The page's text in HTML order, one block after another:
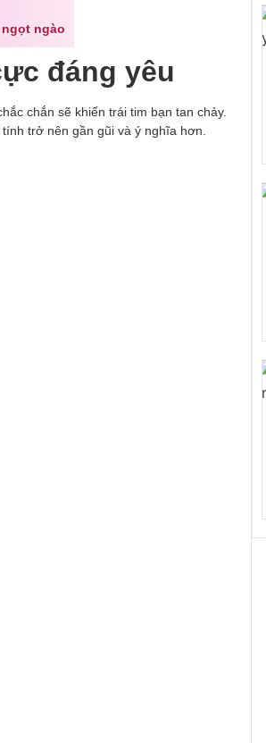
ngào
đáng yêu
chắn sẽ khiến trái tim bạn tan chảy.
trở nên gần gũi và ý nghĩa hơn.